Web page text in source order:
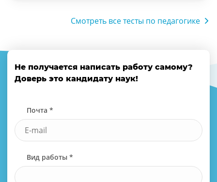
Смотреть все тесты по педагогике
Не получается написать работу самому?
Доверь это кандидату наук!
Почта *
Вид работы *